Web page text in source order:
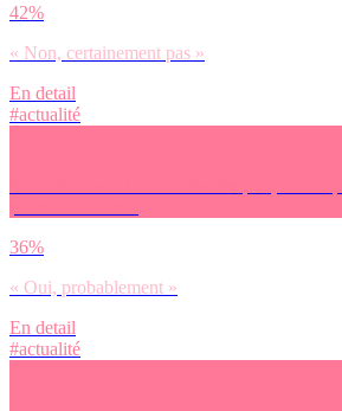
42%
« Non, certainement pas »
En detail
#actualité
36%
« Oui, probablement »
En detail
#actualité